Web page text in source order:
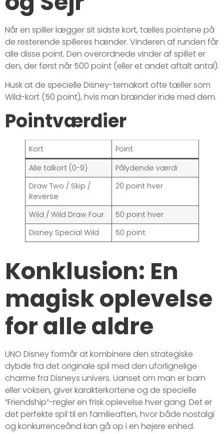
Når en spiller lægger sit sidste kort, tælles pointene på
de resterende spilleres hænder. Vinderen af runden får
alle disse point. Den overordnede vinder af spillet er
den, der først når 500 point (eller et andet aftalt antal).
Husk at de specielle Disney-temakort ofte tæller som
Wild-kort (50 point), hvis man brænder inde med dem.
Pointværdier
Kort
Point
Alle talkort (0-9)
Pålydende værdi
Draw Two / Skip /
Reverse
20 point hver
Wild / Wild Draw Four
50 point hver
Disney Special Wild
50 point
Konklusion: En
magisk oplevelse
for alle aldre
UNO Disney formår at kombinere den strategiske
dybde fra det originale spil med den uforlignelige
charme fra Disneys univers. Uanset om man er barn
eller voksen, giver karakterkortene og de specielle
“Friendship”-regler en frisk oplevelse hver gang. Det er
det perfekte spil til en familieaften, hvor både nostalgi
og konkurrenceånd kan gå op i en højere enhed.